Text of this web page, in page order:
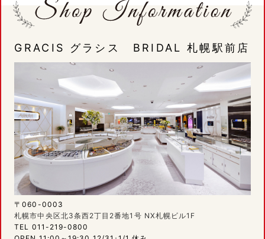
GRACIS グラシス BRIDAL 札幌駅前店
〒060-0003
札幌市中央区北3条西2丁目2番地1号 NX札幌ビル1F
TEL 011-219-0800